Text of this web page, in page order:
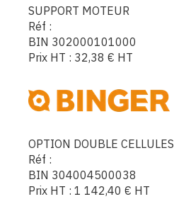
SUPPORT MOTEUR
Réf :
BIN 302000101000
Prix HT : 32,38 € HT
OPTION DOUBLE CELLULES
Réf :
BIN 304004500038
Prix HT : 1 142,40 € HT